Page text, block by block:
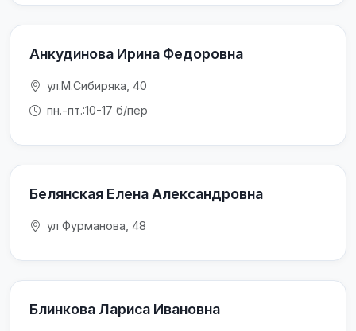
Анкудинова Ирина Федоровна
ул.М.Сибиряка, 40
пн.-пт.:10-17 б/пер
Белянская Елена Александровна
ул Фурманова, 48
Блинкова Лариса Ивановна